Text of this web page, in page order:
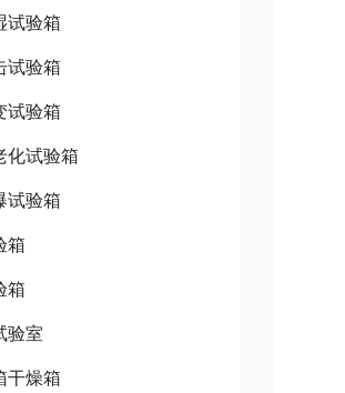
试验箱
试验箱
试验箱
化试验箱
试验箱
箱
箱
验室
干燥箱